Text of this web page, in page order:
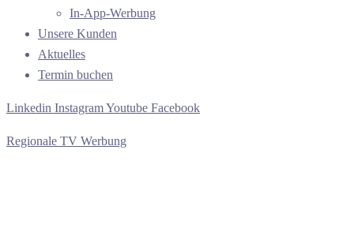
In-App-Werbung
Unsere Kunden
Aktuelles
Termin buchen
Linkedin InstagramYoutube Facebook
Regionale TV Werbung